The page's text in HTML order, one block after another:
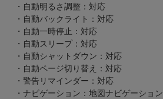
・自動明るさ調整：対応
・自動バックライト：対応
・自動一時停止：対応
・自動スリープ：対応
・自動シャットダウン：対応
・自動ページ切り替え：対応
・警告リマインダー：対応
・ナビゲーション：地図ナビゲーション